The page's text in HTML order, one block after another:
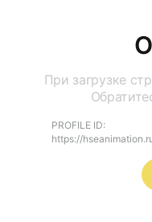
При загрузке
PROFILE ID:
https://